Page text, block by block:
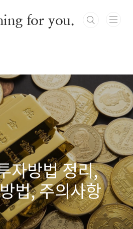
for you.
자방법 정리,
법, 주의사항